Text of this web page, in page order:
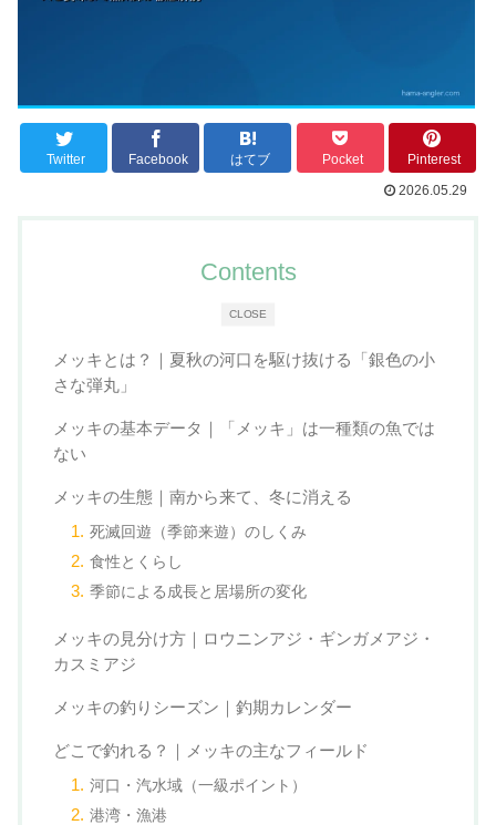
Twitter Facebook はてブ Pocket
Pinterest
2026.05.29
CLOSE
Contents
メッキとは？｜夏秋の河口を駆け抜ける「銀色の小
さな弾丸」
メッキの基本データ｜「メッキ」は一種類の魚では
ない
メッキの生態｜南から来て、冬に消える
死滅回遊（季節来遊）のしくみ
食性とくらし
季節による成長と居場所の変化
メッキの見分け方｜ロウニンアジ・ギンガメアジ・
カスミアジ
メッキの釣りシーズン｜釣期カレンダー
どこで釣れる？｜メッキの主なフィールド
河口・汽水域（一級ポイント）
港湾・漁港